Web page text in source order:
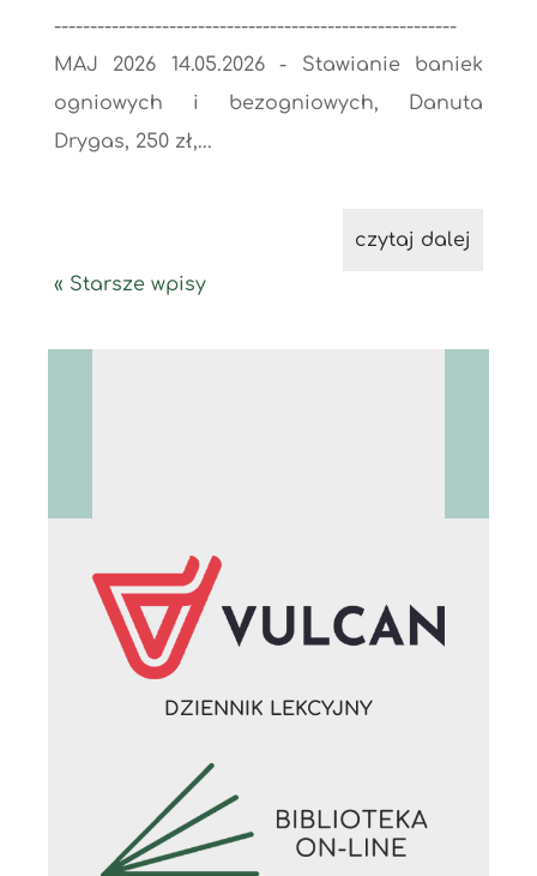
--------------------------------------------------------
MAJ 2026 14.05.2026 - Stawianie baniek
ogniowych i bezogniowych, Danuta
Drygas, 250 zł,...
czytaj dalej
« Starsze wpisy
DZIENNIK LEKCYJNY